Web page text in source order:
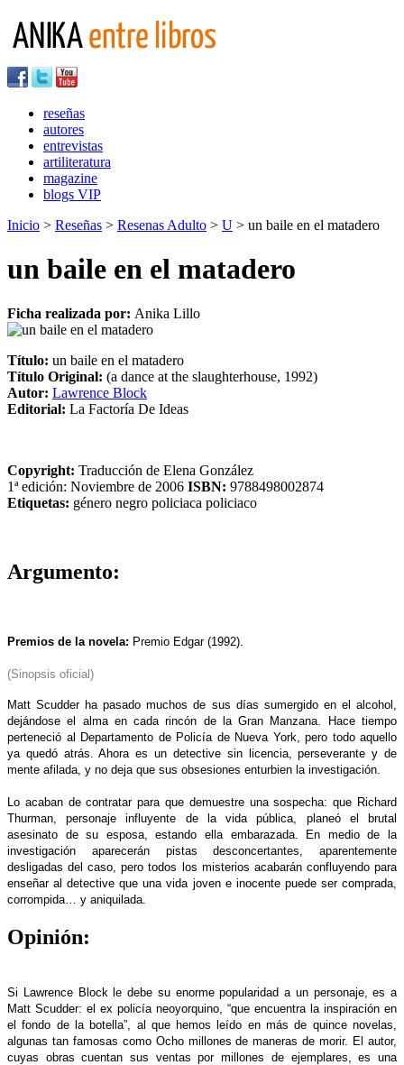
reseñas
autores
entrevistas
artiliteratura
magazine
blogs VIP
Inicio > Reseñas > Resenas Adulto > U > un baile en el matadero
un baile en el matadero
Ficha realizada por: Anika Lillo
Título: un baile en el matadero
Título Original: (a dance at the slaughterhouse, 1992)
Autor: Lawrence Block
Editorial: La Factoría De Ideas
Copyright: Traducción de Elena González
1ª edición: Noviembre de 2006 ISBN: 9788498002874
Etiquetas: género negro policiaca policiaco
Argumento:
Premios de la novela: Premio Edgar (1992).
(Sinopsis oficial)
Matt Scudder ha pasado muchos de sus días sumergido en el alcohol,
dejándose el alma en cada rincón de la Gran Manzana. Hace tiempo
perteneció al Departamento de Policía de Nueva York, pero todo aquello
ya quedó atrás. Ahora es un detective sin licencia, perseverante y de
mente afilada, y no deja que sus obsesiones enturbien la investigación.
Lo acaban de contratar para que demuestre una sospecha: que Richard
Thurman, personaje influyente de la vida pública, planeó el brutal
asesinato de su esposa, estando ella embarazada. En medio de la
investigación aparecerán pistas desconcertantes, aparentemente
desligadas del caso, pero todos los misterios acabarán confluyendo para
enseñar al detective que una vida joven e inocente puede ser comprada,
corrompida… y aniquilada.
Opinión:
Si Lawrence Block le debe su enorme popularidad a un personaje, es a
Matt Scudder: el ex policía neoyorquino, “que encuentra la inspiración en
el fondo de la botella”, al que hemos leído en más de quince novelas,
algunas tan famosas como Ocho millones de maneras de morir. El autor,
cuyas obras cuentan sus ventas por millones de ejemplares, es una